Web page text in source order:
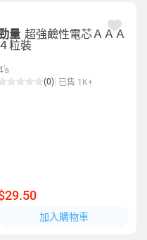
量 超強鹼性電芯ＡＡＡ
４粒裝
(0) 已售 1K+
加入購物車